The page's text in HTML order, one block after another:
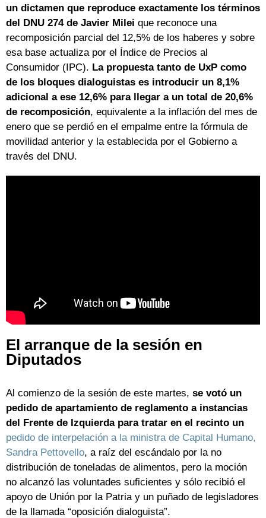
un dictamen que reproduce exactamente los términos
del DNU 274 de Javier Milei que reconoce una
recomposición parcial del 12,5% de los haberes y sobre
esa base actualiza por el Índice de Precios al
Consumidor (IPC). La propuesta tanto de UxP como
de los bloques dialoguistas es introducir un 8,1%
adicional a ese 12,6% para llegar a un total de 20,6%
de recomposición, equivalente a la inflación del mes de
enero que se perdió en el empalme entre la fórmula de
movilidad anterior y la establecida por el Gobierno a
través del DNU.
El arranque de la sesión en
Diputados
Al comienzo de la sesión de este martes, se votó un
pedido de apartamiento de reglamento a instancias
del Frente de Izquierda para tratar en el recinto un
pedido de interpelación a la ministra de Capital Humano,
Sandra Pettovello, a raíz del escándalo por la no
distribución de toneladas de alimentos, pero la moción
no alcanzó las voluntades suficientes y sólo recibió el
apoyo de Unión por la Patria y un puñado de legisladores
de la llamada “oposición dialoguista”.